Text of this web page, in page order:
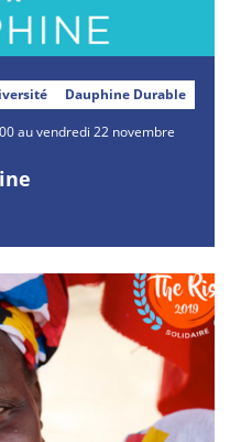
Dauphine Durable
au vendredi 22 novembre